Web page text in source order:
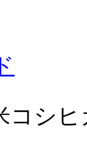
シヒ